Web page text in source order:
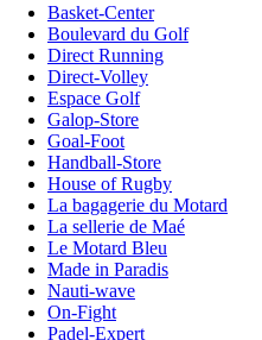
Basket-Center
Boulevard du Golf
Direct Running
Direct-Volley
Espace Golf
Galop-Store
Goal-Foot
Handball-Store
House of Rugby
La bagagerie du Motard
La sellerie de Maé
Le Motard Bleu
Made in Paradis
Nauti-wave
On-Fight
Padel-Expert